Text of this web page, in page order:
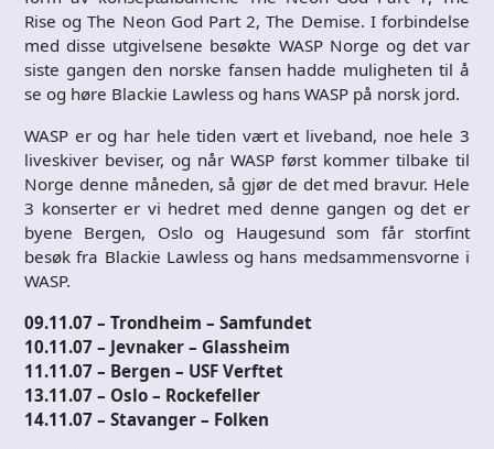
Rise og The Neon God Part 2, The Demise. I forbindelse
med disse utgivelsene besøkte WASP Norge og det var
siste gangen den norske fansen hadde muligheten til å
se og høre Blackie Lawless og hans WASP på norsk jord.
WASP er og har hele tiden vært et liveband, noe hele 3
liveskiver beviser, og når WASP først kommer tilbake til
Norge denne måneden, så gjør de det med bravur. Hele
3 konserter er vi hedret med denne gangen og det er
byene Bergen, Oslo og Haugesund som får storfint
besøk fra Blackie Lawless og hans medsammensvorne i
WASP.
09.11.07 – Trondheim – Samfundet
10.11.07 – Jevnaker – Glassheim
11.11.07 – Bergen – USF Verftet
13.11.07 – Oslo – Rockefeller
14.11.07 – Stavanger – Folken